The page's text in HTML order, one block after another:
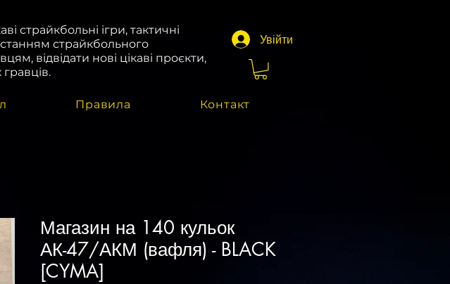
страйкбольні ігри, тактичні
страйкбольного
відвідати нові цікаві проєкти,
Увійти
Правила Контакт
Магазин на 140 кульок
АК-47/АКМ (вафля) - BLACK
[CYMA]